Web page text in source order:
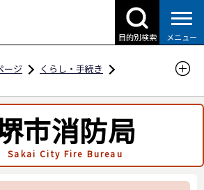
目的別検索 メニュー
ージ
くらし・手続き
出用紙
高圧ガス保安法関係
ガス保安規則関係
査結果報告書（指定保安検査機関）（液
市消防局
Sakai City Fire Bureau